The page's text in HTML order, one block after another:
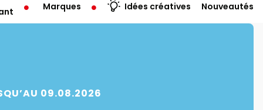
à 10:00 Marques Idées créatives Nouveautés
09.08.2026